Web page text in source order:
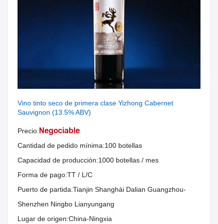
Vino tinto seco de primera clase Yizhong Cabernet
Sauvignon (13.5% ABV)
Precio:Negociable
Cantidad de pedido mínima:100 botellas
Capacidad de producción:1000 botellas / mes
Forma de pago:TT / L/C
Puerto de partida:Tianjin Shanghái Dalian Guangzhou-
Shenzhen Ningbo Lianyungang
Lugar de origen:China-Ningxia